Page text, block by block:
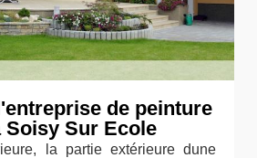
de peinture
Soisy Sur Ecole
la partie extérieure dune